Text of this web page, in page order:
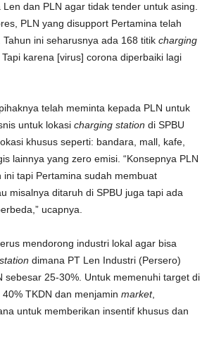
dan PLN agar tidak tender untuk asing.
PLN yang disupport Pertamina telah
. Tahun ini seharusnya ada 168 titik charging
karena [virus] corona diperbaiki lagi
telah meminta kepada PLN untuk
untuk lokasi charging station di SPBU
khusus seperti: bandara, mall, kafe,
lainnya yang zero emisi. “Konsepnya PLN
ini tapi Pertamina sudah membuat
misalnya ditaruh di SPBU juga tapi ada
ucapnya.
mendorong industri lokal agar bisa
dimana PT Len Industri (Persero)
sebesar 25-30%. Untuk memenuhi target di
TKDN dan menjamin market,
untuk memberikan insentif khusus dan